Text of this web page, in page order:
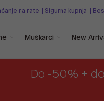
na rate Sigurna kupnja
Muškarci New
Do -50% +